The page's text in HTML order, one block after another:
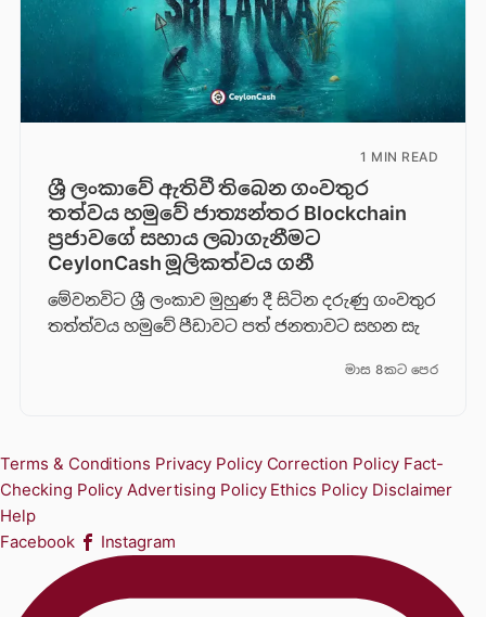
1 MIN READ
ශ්‍රී ලංකාවේ ඇතිවී තිබෙන ගංවතුර
තත්වය හමුවේ ජාත්‍යන්තර Blockchain
ප්‍රජාවගේ සහාය ලබාගැනීමට
CeylonCash මූලිකත්වය ග​නී
මේවනවිට ශ්‍රී ලංකාව මුහුණ දී සිටින දරුණු ගංවතුර
තත්ත්වය හමුවේ පීඩාවට පත් ජනතාවට සහන සැ
මාස 8කට පෙර
Terms & Conditions Privacy Policy Correction Policy Fact-
Checking Policy Advertising Policy Ethics Policy Disclaimer
Help
Facebook
Instagram